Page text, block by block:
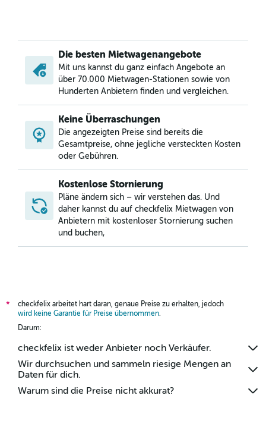
Die besten Mietwagenangebote
Mit uns kannst du ganz einfach Angebote an
über 70.000 Mietwagen-Stationen sowie von
Hunderten Anbietern finden und vergleichen.
Keine Überraschungen
Die angezeigten Preise sind bereits die
Gesamtpreise, ohne jegliche versteckten Kosten
oder Gebühren.
Kostenlose Stornierung
Pläne ändern sich – wir verstehen das. Und
daher kannst du auf checkfelix Mietwagen von
Anbietern mit kostenloser Stornierung suchen
und buchen,
*
checkfelix arbeitet hart daran, genaue Preise zu erhalten, jedoch
wird keine Garantie für Preise übernommen.
Darum:
checkfelix ist weder Anbieter noch Verkäufer.
Wir durchsuchen und sammeln riesige Mengen an
Daten für dich.
Warum sind die Preise nicht akkurat?